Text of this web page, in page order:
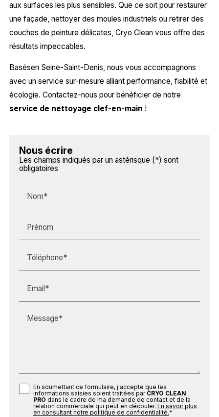
aux surfaces les plus sensibles. Que ce soit pour restaurer
une façade, nettoyer des moules industriels ou retirer des
couches de peinture délicates, Cryo Clean vous offre des
résultats impeccables.
Basésen Seine-Saint-Denis, nous vous accompagnons
avec un service sur-mesure alliant performance, fiabilité et
écologie. Contactez-nous pour bénéficier de notre
service de nettoyage clef-en-main !
Nous écrire
Les champs indiqués par un astérisque (*) sont
obligatoires
Nom*
Prénom
Téléphone*
Email*
Message*
En soumettant ce formulaire, j'accepte que les
informations saisies soient traitées par CRYO CLEAN
PRO dans le cadre de ma demande de contact et de la
relation commerciale qui peut en découler. En savoir plus
en consultant notre politique de confidentialité.*